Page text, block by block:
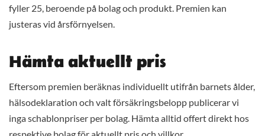
fyller 25, beroende på bolag och produkt. Premien kan
justeras vid årsförnyelsen.
Hämta aktuellt pris
Eftersom premien beräknas individuellt utifrån barnets ålder,
hälsodeklaration och valt försäkringsbelopp publicerar vi
inga schablonpriser per bolag. Hämta alltid offert direkt hos